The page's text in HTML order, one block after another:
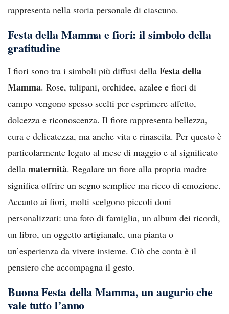
rappresenta nella storia personale di ciascuno.
Festa della Mamma e fiori: il simbolo della
gratitudine
I fiori sono tra i simboli più diffusi della Festa della
Mamma. Rose, tulipani, orchidee, azalee e fiori di
campo vengono spesso scelti per esprimere affetto,
dolcezza e riconoscenza. Il fiore rappresenta bellezza,
cura e delicatezza, ma anche vita e rinascita. Per questo è
particolarmente legato al mese di maggio e al significato
della maternità. Regalare un fiore alla propria madre
significa offrire un segno semplice ma ricco di emozione.
Accanto ai fiori, molti scelgono piccoli doni
personalizzati: una foto di famiglia, un album dei ricordi,
un libro, un oggetto artigianale, una pianta o
un’esperienza da vivere insieme. Ciò che conta è il
pensiero che accompagna il gesto.
Buona Festa della Mamma, un augurio che
vale tutto l’anno